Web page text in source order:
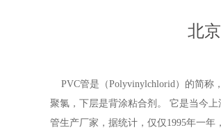
北
PVC管是（Polyvinylchlorid）的简称
聚氯，下层是背涂粘合剂。 它是当今
管生产厂家，据统计，仅仅1995年一